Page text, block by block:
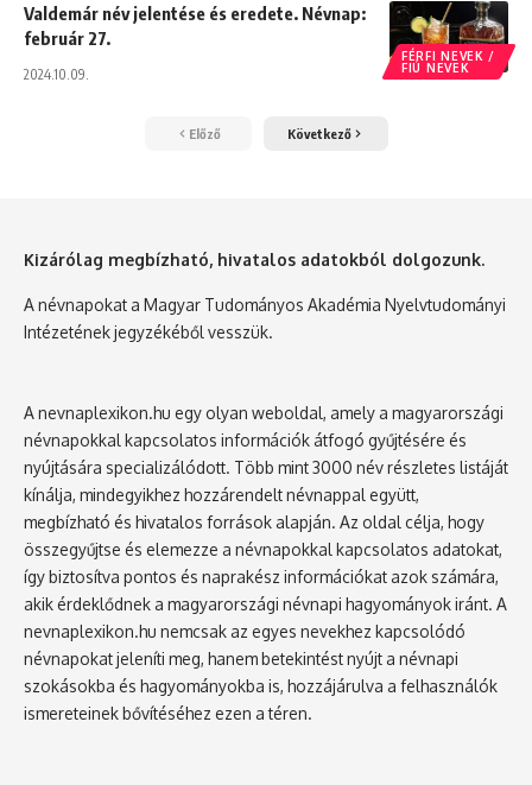
FÉRFI NEVEK /
FIÚ NEVEK
Valdemár név jelentése és eredete. Névnap:
február 27.
2024.10.09.
Előző Következő
Kizárólag megbízható, hivatalos adatokból dolgozunk.
A névnapokat a Magyar Tudományos Akadémia Nyelvtudományi
Intézetének jegyzékéből vesszük.
A nevnaplexikon.hu egy olyan weboldal, amely a magyarországi
névnapokkal kapcsolatos információk átfogó gyűjtésére és
nyújtására specializálódott. Több mint 3000 név részletes listáját
kínálja, mindegyikhez hozzárendelt névnappal együtt,
megbízható és hivatalos források alapján. Az oldal célja, hogy
összegyűjtse és elemezze a névnapokkal kapcsolatos adatokat,
így biztosítva pontos és naprakész információkat azok számára,
akik érdeklődnek a magyarországi névnapi hagyományok iránt. A
nevnaplexikon.hu nemcsak az egyes nevekhez kapcsolódó
névnapokat jeleníti meg, hanem betekintést nyújt a névnapi
szokásokba és hagyományokba is, hozzájárulva a felhasználók
ismereteinek bővítéséhez ezen a téren.